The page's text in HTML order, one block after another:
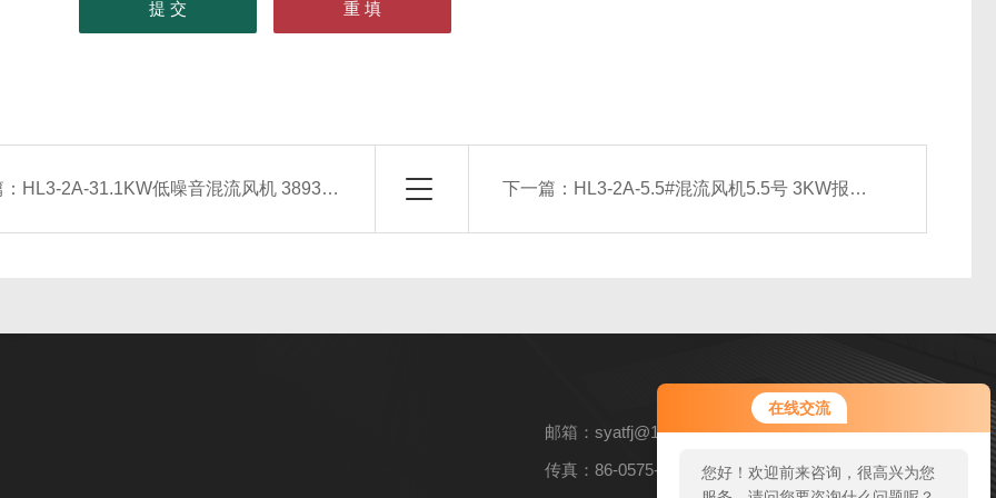
在线交流
您好！欢迎前来咨询，很高兴为您
服务，请问您要咨询什么问题呢？
您好，看您停留很久了，是否找到
HL3-2A-31.1KW低噪音混流风机 3893m3/h 578pa 下一篇： HL3-2A-5.5#混流风机5.5号 3KW报价 风量7136-11993m3/h
邮箱：syatfj@163.com
传真：86-0575-82360269